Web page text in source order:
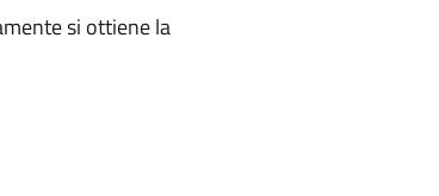
si ottiene la